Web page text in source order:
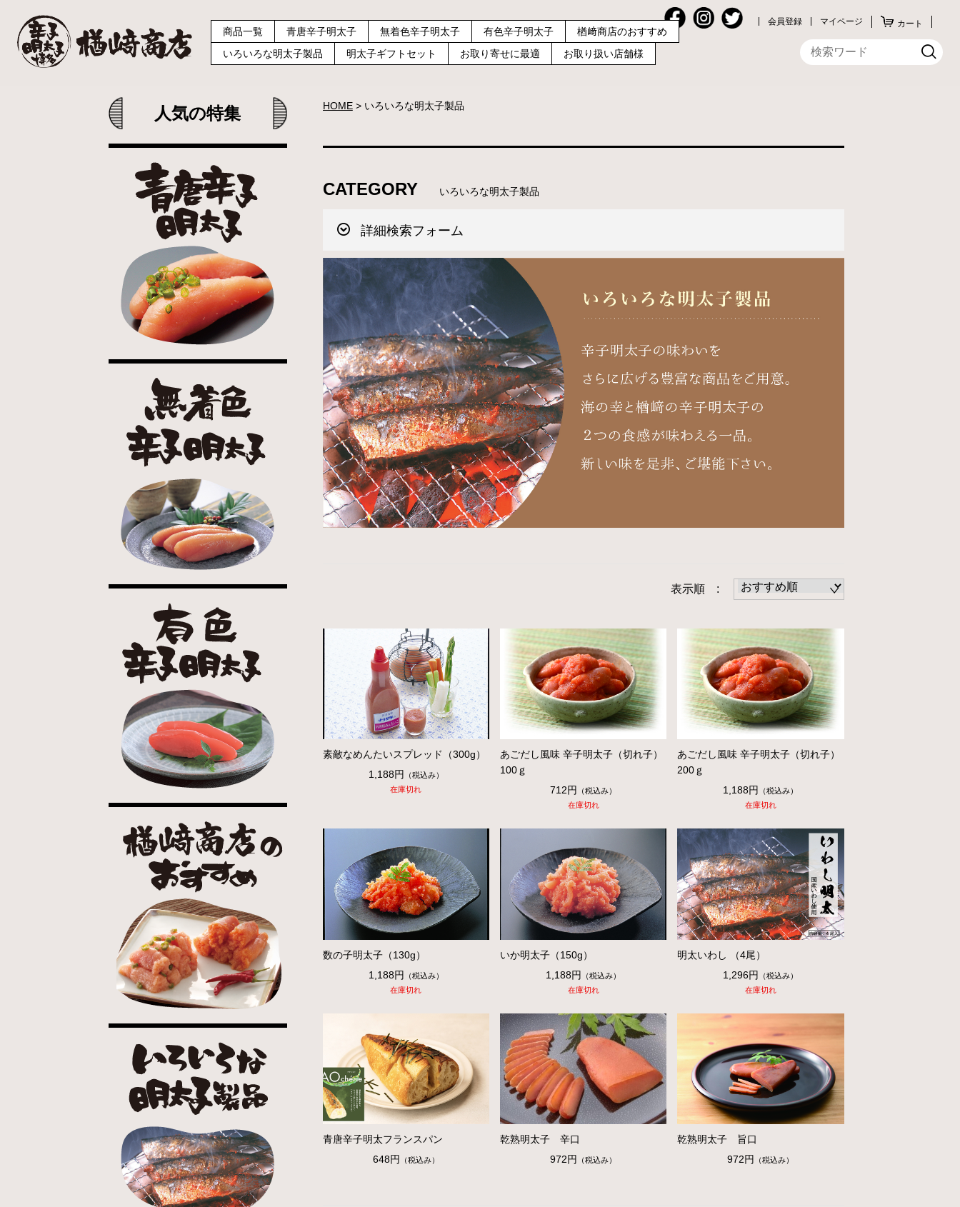
会員登録 マイページ カート
商品一覧 青唐辛子明太子 無着色辛子明太子 有色辛子明太子
楢﨑商店のおすすめ
いろいろな明太子製品
明太子ギフトセット お取り寄せに最適 お取り扱い店舗様
HOME いろいろな明太子製品
CATEGORY いろいろな明太子製品
詳細検索フォーム
表示順 :
素敵なめんたいスプレッド（300g）
1,188円
（税込み）
在庫切れ
あごだし風味 辛子明太子（切れ子）
100ｇ
712円
（税込み）
在庫切れ
あごだし風味 辛子明太子（切れ子）
200ｇ
1,188円
（税込み）
在庫切れ
数の子明太子（130g）
1,188円
（税込み）
在庫切れ
いか明太子（150g）
1,188円
（税込み）
在庫切れ
明太いわし （4尾）
1,296円
（税込み）
在庫切れ
青唐辛子明太フランスパン
648円
（税込み）
乾熟明太子 辛口
972円
（税込み）
乾熟明太子 旨口
972円
（税込み）
人気の特集